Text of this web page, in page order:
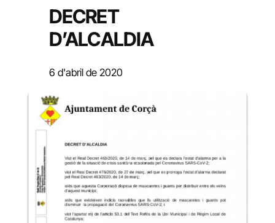
DECRET
D’ALCALDIA
6 d'abril de 2020